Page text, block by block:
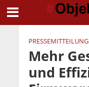
PRESSEMITTEILUNG
Mehr
und